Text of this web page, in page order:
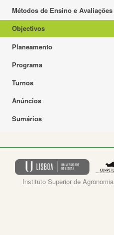
Métodos de Ensino e Avaliações
Objectivos
Planeamento
Programa
Turnos
Anúncios
Sumários
Instituto Superior de Agronomia